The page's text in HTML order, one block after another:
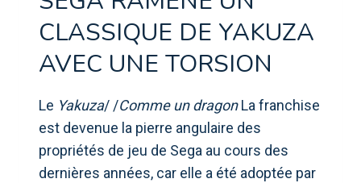
CLASSIQUE DE YAKUZA
AVEC UNE TORSION
Le Yakuza/ /Comme un dragonLa franchise
est devenue la pierre angulaire des
propriétés de jeu de Sega au cours des
dernières années, car elle a été adoptée par